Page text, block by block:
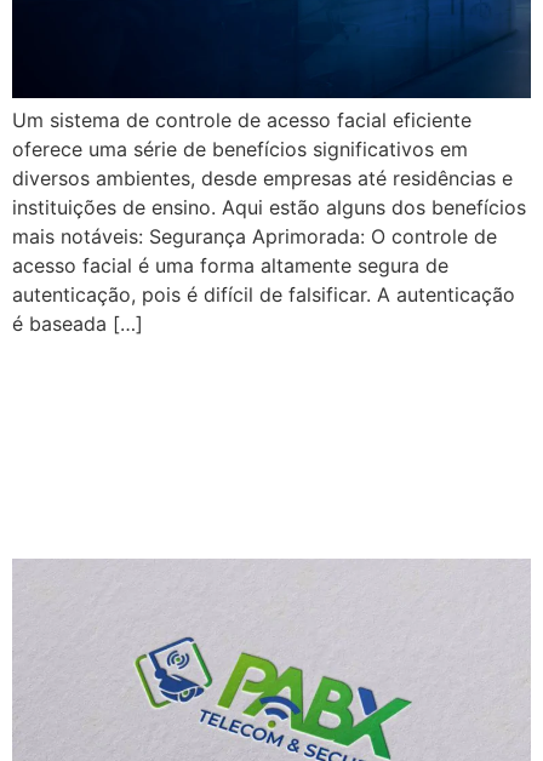
Um sistema de controle de acesso facial eficiente
oferece uma série de benefícios significativos em
diversos ambientes, desde empresas até residências e
instituições de ensino. Aqui estão alguns dos benefícios
mais notáveis: Segurança Aprimorada: O controle de
acesso facial é uma forma altamente segura de
autenticação, pois é difícil de falsificar. A autenticação
é baseada […]